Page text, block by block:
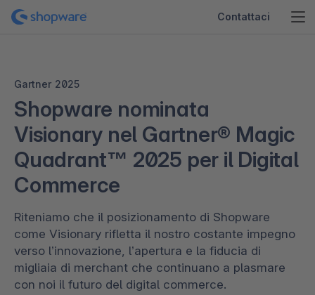
Contattaci
Gartner 2025
Shopware nominata
Visionary nel Gartner® Magic
Quadrant™ 2025 per il Digital
Commerce
Riteniamo che il posizionamento di Shopware
come Visionary rifletta il nostro costante impegno
verso l’innovazione, l’apertura e la fiducia di
migliaia di merchant che continuano a plasmare
con noi il futuro del digital commerce.